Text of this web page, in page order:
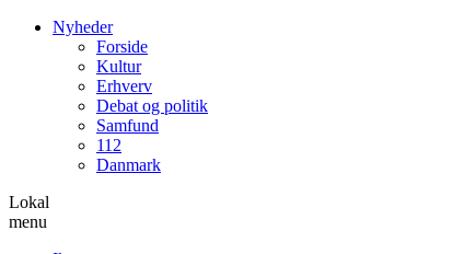
Nyheder
Forside
Kultur
Erhverv
Debat og politik
Samfund
112
Danmark
Lokal
menu